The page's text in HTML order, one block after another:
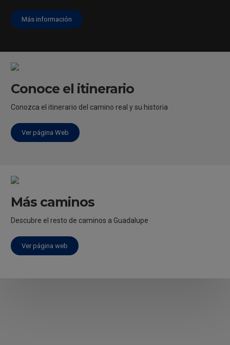
Más información
Conoce el itinerario
Conozca el itinerario del camino real y su historia
Ver página Web
Más caminos
Descubre el resto de caminos a Guadalupe
Ver página web